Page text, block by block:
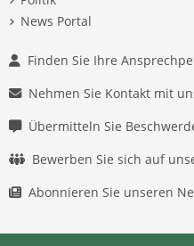
News Portal
Finden Sie Ihre
Nehmen Sie Kontakt mit
Übermitteln Sie
Bewerben Sie sich auf
Abonnieren Sie unseren